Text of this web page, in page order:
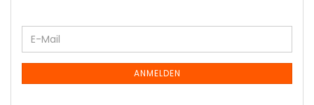
WEITER
ZUR
NEWSLETTER-
E-
Mail
ANMELDEN